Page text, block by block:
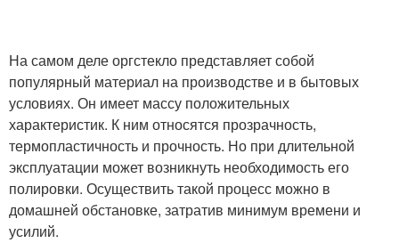
На самом деле оргстекло представляет собой
популярный материал на производстве и в бытовых
условиях. Он имеет массу положительных
характеристик. К ним относятся прозрачность,
термопластичность и прочность. Но при длительной
эксплуатации может возникнуть необходимость его
полировки. Осуществить такой процесс можно в
домашней обстановке, затратив минимум времени и
усилий.